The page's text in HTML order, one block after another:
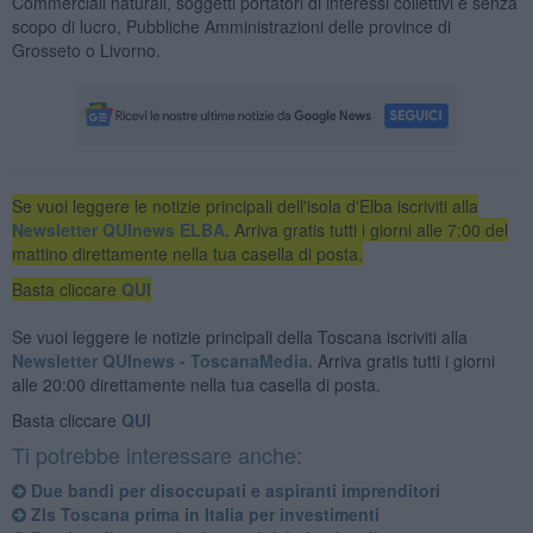
scopo di lucro, Pubbliche Amministrazioni delle province di
Grosseto o Livorno.
Se vuoi leggere le notizie principali dell'isola d'Elba iscriviti alla
Newsletter QUInews ELBA. Arriva gratis tutti i giorni alle 7:00 del
mattino direttamente nella tua casella di posta.
Basta cliccare QUI
Se vuoi leggere le notizie principali della Toscana iscriviti alla
Newsletter QUInews - ToscanaMedia. Arriva gratis tutti i giorni
alle 20:00 direttamente nella tua casella di posta.
Basta cliccare QUI
Ti potrebbe interessare anche:
Due bandi per disoccupati e aspiranti imprenditori
Zls Toscana prima in Italia per investimenti